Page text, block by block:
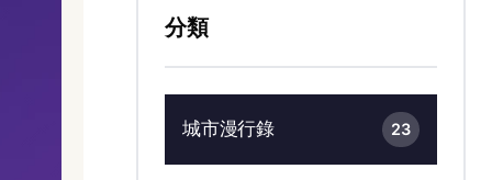
分類
城市漫行錄 23